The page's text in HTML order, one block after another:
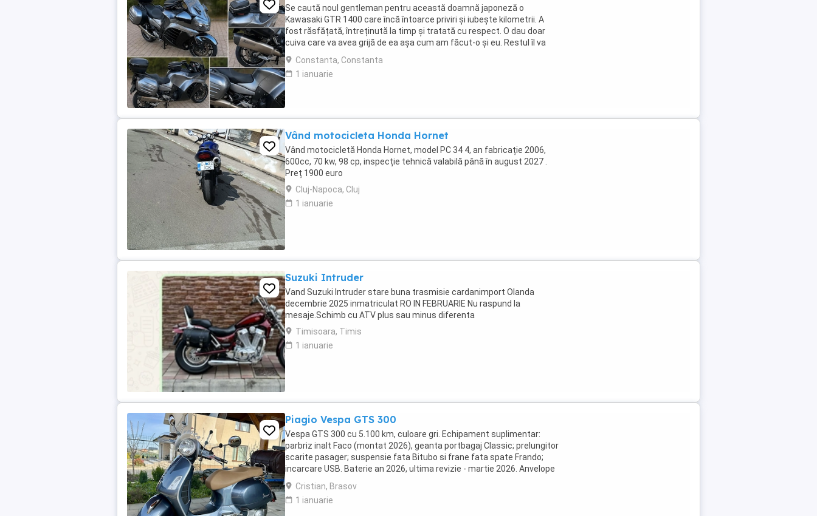
Se caută noul gentleman pentru această doamnă japoneză o
Kawasaki GTR 1400 care încă întoarce priviri și iubește kilometrii. A
fost răsfățată, întreținută la timp și tratată cu respect. O dau doar
cuiva care va avea grijă de ea așa cum am făcut-o și eu. Restul îl va
convinge ea la prima cheie. Vă ...
Constanta, Constanta
1 ianuarie
Vând motocicleta Honda Hornet
Vând motocicletă Honda Hornet, model PC 34 4, an fabricație 2006,
600cc, 70 kw, 98 cp, inspecție tehnică valabilă până în august 2027 .
Preț 1900 euro
Cluj-Napoca, Cluj
1 ianuarie
Suzuki Intruder
Vand Suzuki Intruder stare buna trasmisie cardanimport Olanda
decembrie 2025 inmatriculat RO IN FEBRUARIE Nu raspund la
mesaje.Schimb cu ATV plus sau minus diferenta
Timisoara, Timis
1 ianuarie
Piagio Vespa GTS 300
Vespa GTS 300 cu 5.100 km, culoare gri. Echipament suplimentar:
parbriz inalt Faco (montat 2026), geanta portbagaj Classic; prelungitor
scarite pasager; suspensie fata Bitubo si frane fata spate Frando;
incarcare USB. Baterie an 2026, ultima revizie - martie 2026. Anvelope
2024. Itp valabil pana in ...
Cristian, Brasov
1 ianuarie